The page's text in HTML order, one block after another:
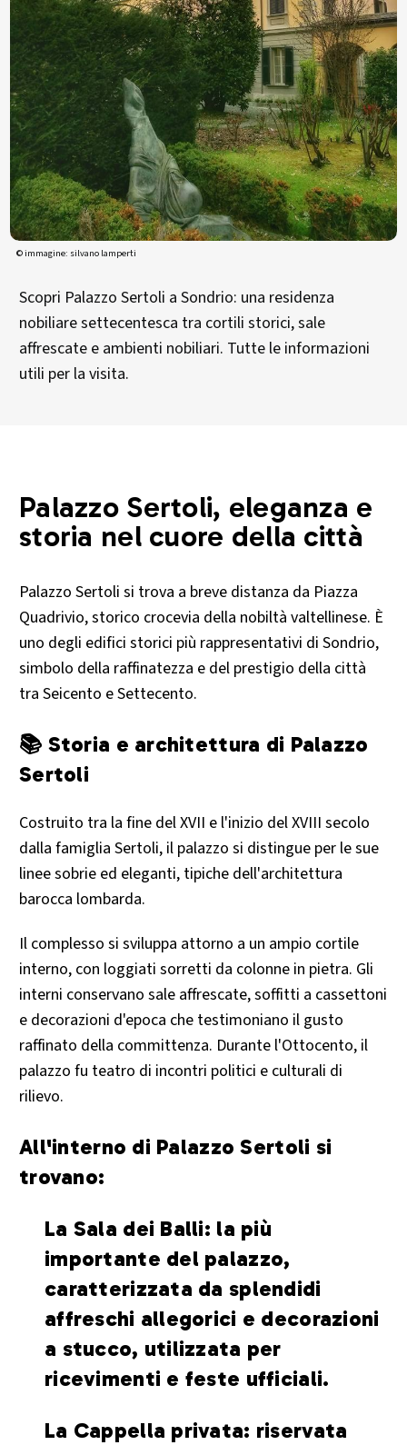
© immagine: silvano lamperti
Scopri Palazzo Sertoli a Sondrio: una residenza
nobiliare settecentesca tra cortili storici, sale
affrescate e ambienti nobiliari. Tutte le informazioni
utili per la visita.
Palazzo Sertoli, eleganza e
storia nel cuore della città
Palazzo Sertoli si trova a breve distanza da Piazza
Quadrivio, storico crocevia della nobiltà valtellinese. È
uno degli edifici storici più rappresentativi di Sondrio,
simbolo della raffinatezza e del prestigio della città
tra Seicento e Settecento.
📚 Storia e architettura di Palazzo
Sertoli
Costruito tra la fine del XVII e l'inizio del XVIII secolo
dalla famiglia Sertoli, il palazzo si distingue per le sue
linee sobrie ed eleganti, tipiche dell'architettura
barocca lombarda.
Il complesso si sviluppa attorno a un ampio cortile
interno, con loggiati sorretti da colonne in pietra. Gli
interni conservano sale affrescate, soffitti a cassettoni
e decorazioni d'epoca che testimoniano il gusto
raffinato della committenza. Durante l'Ottocento, il
palazzo fu teatro di incontri politici e culturali di
rilievo.
All'interno di Palazzo Sertoli si
trovano:
La Sala dei Balli: la più
importante del palazzo,
caratterizzata da splendidi
affreschi allegorici e decorazioni
a stucco, utilizzata per
ricevimenti e feste ufficiali.
La Cappella privata: riservata